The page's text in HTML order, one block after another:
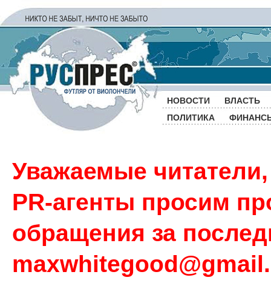
НОВОСТИ
ВЛАСТЬ
ПОЛИТИКА
Уважаемые
PR-агенты просим
обращения за